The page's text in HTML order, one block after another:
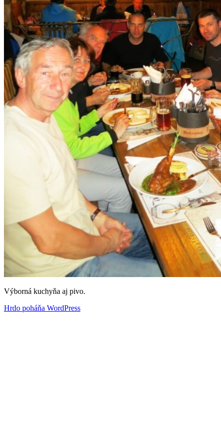
Výborná kuchyňa aj pivo.
Hrdo poháňa WordPress